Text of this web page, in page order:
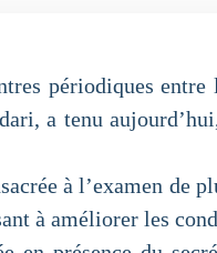
périodiques
a tenu
à l’examen de
à améliorer les